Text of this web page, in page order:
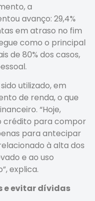
a
avanço: 29,4%
em atraso no fim
como o principal
de 80% dos casos,
utilizado, em
de renda, o que
“Hoje,
crédito para compor
para antecipar
à alta dos
e ao uso
explica.
e evitar dívidas